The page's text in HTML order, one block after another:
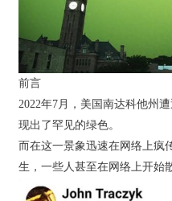
前言
2022年7月，美国南达科他州
现出了罕见的绿色。
而在这一景象迅速在网络上疯
生，一些人甚至在网络上开始